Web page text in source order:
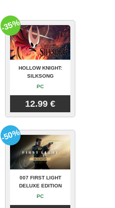
HOLLOW KNIGHT:
SILKSONG
PC
12.99 €
-35%
007 FIRST LIGHT
DELUXE EDITION
PC
-50%